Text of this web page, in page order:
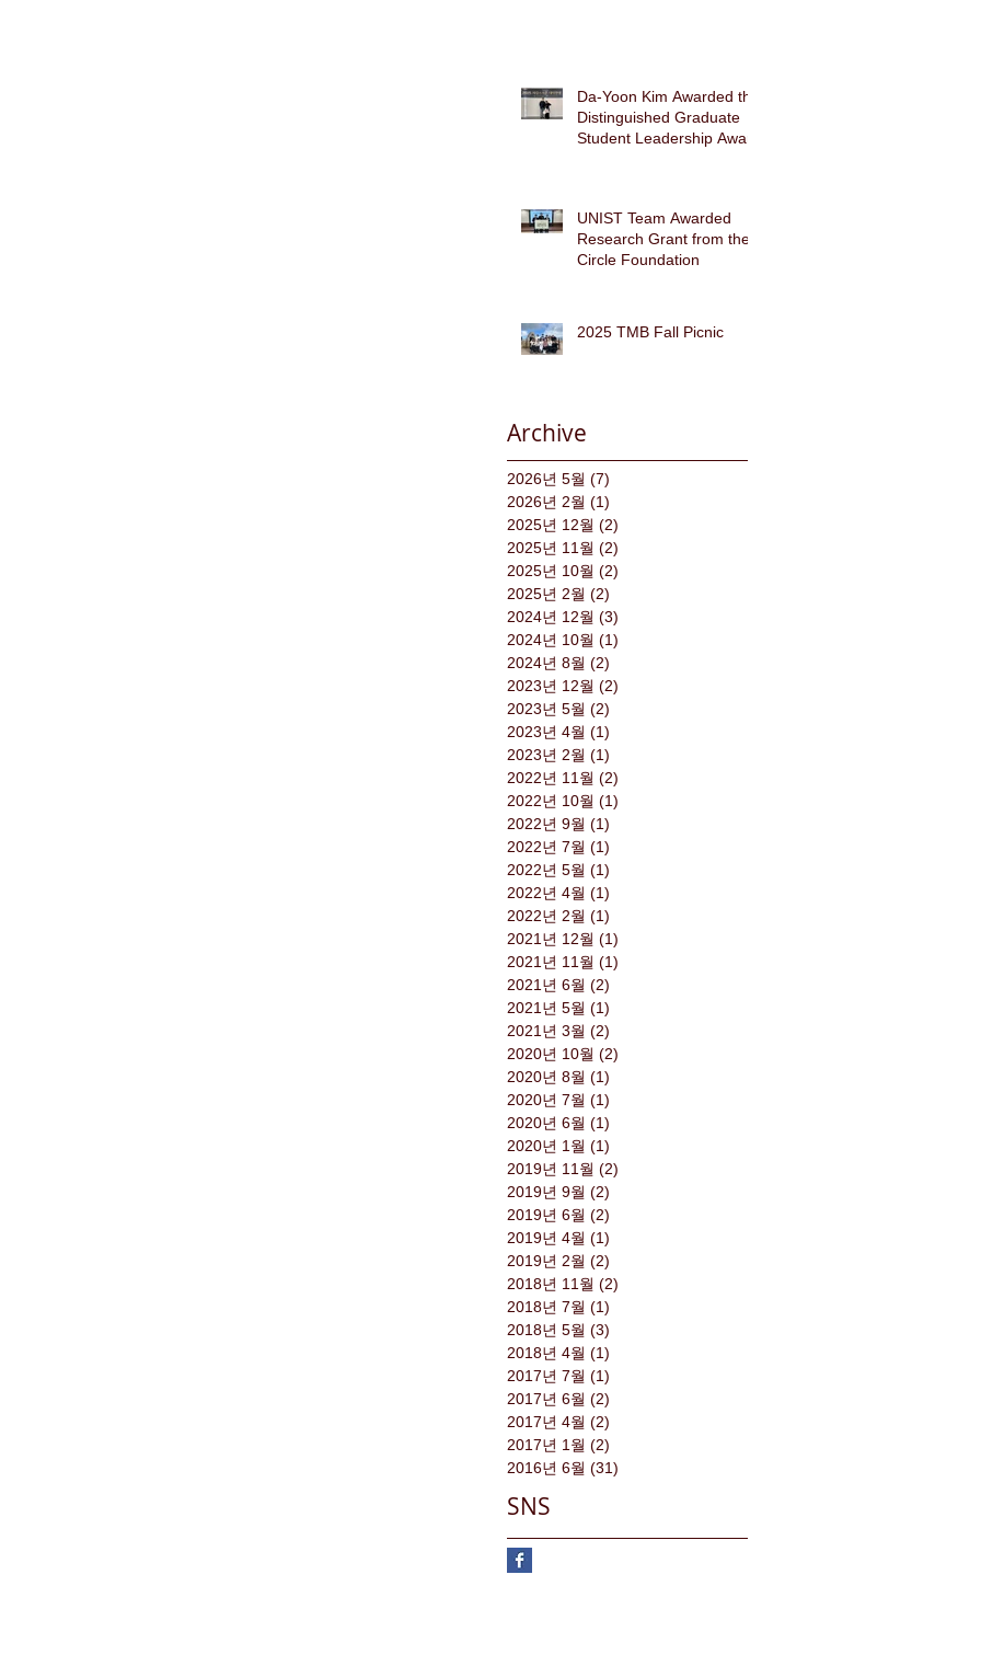
Da-Yoon Kim Awarded the
Distinguished Graduate
Student Leadership Award
UNIST Team Awarded
Research Grant from the
Circle Foundation
2025 TMB Fall Picnic
Archive
2026년 5월 (7)
2026년 2월 (1)
2025년 12월 (2)
2025년 11월 (2)
2025년 10월 (2)
2025년 2월 (2)
2024년 12월 (3)
2024년 10월 (1)
2024년 8월 (2)
2023년 12월 (2)
2023년 5월 (2)
2023년 4월 (1)
2023년 2월 (1)
2022년 11월 (2)
2022년 10월 (1)
2022년 9월 (1)
2022년 7월 (1)
2022년 5월 (1)
2022년 4월 (1)
2022년 2월 (1)
2021년 12월 (1)
2021년 11월 (1)
2021년 6월 (2)
2021년 5월 (1)
2021년 3월 (2)
2020년 10월 (2)
2020년 8월 (1)
2020년 7월 (1)
2020년 6월 (1)
2020년 1월 (1)
2019년 11월 (2)
2019년 9월 (2)
2019년 6월 (2)
2019년 4월 (1)
2019년 2월 (2)
2018년 11월 (2)
2018년 7월 (1)
2018년 5월 (3)
2018년 4월 (1)
2017년 7월 (1)
2017년 6월 (2)
2017년 4월 (2)
2017년 1월 (2)
2016년 6월 (31)
SNS